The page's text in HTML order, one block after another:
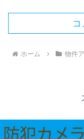
ホーム 物件